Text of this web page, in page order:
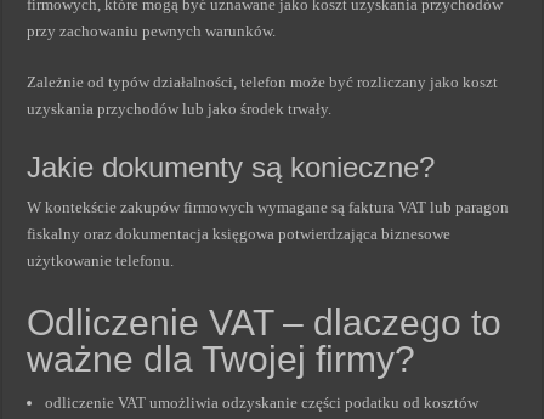
firmowych, które mogą być uznawane jako koszt uzyskania przychodów
przy zachowaniu pewnych warunków.
Zależnie od typów działalności, telefon może być rozliczany jako koszt
uzyskania przychodów lub jako środek trwały.
Jakie dokumenty są konieczne?
W kontekście zakupów firmowych wymagane są faktura VAT lub paragon
fiskalny oraz dokumentacja księgowa potwierdzająca biznesowe
użytkowanie telefonu.
Odliczenie VAT – dlaczego to
ważne dla Twojej firmy?
odliczenie VAT umożliwia odzyskanie części podatku od kosztów